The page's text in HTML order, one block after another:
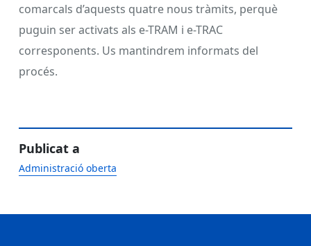
comarcals d’aquests quatre nous tràmits, perquè
puguin ser activats als e-TRAM i e-TRAC
corresponents. Us mantindrem informats del
procés.
Publicat a
Administració oberta